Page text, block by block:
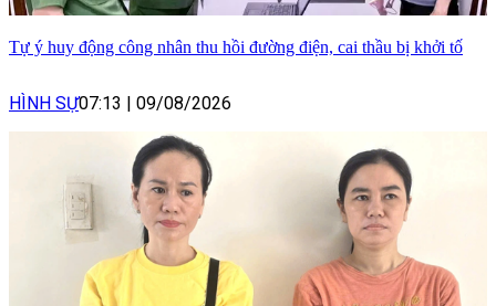
Tự ý huy động công nhân thu hồi đường điện, cai thầu bị khởi tố
HÌNH SỰ07:13 | 09/08/2026